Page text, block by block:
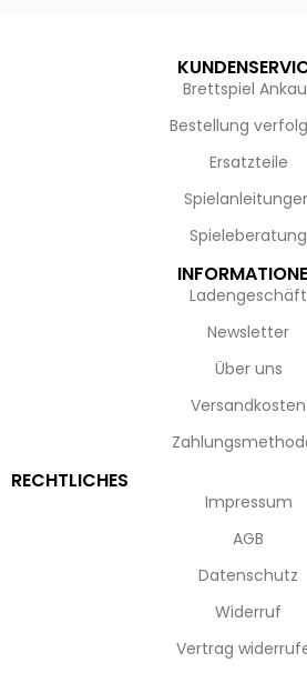
Brettspiel
Bestellung
Ersatzteile
Spieleberatung
Ladengeschäft
Newsletter
Über uns
Versandkosten
RECHTLICHES
Impressum
AGB
Datenschutz
Widerruf
Vertrag